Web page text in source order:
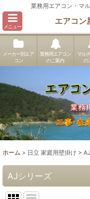
業務用エアコン・マ
メニュー
エアコン
メーカー別エア
コン
業務用エアコン
のご案内
マル
の
ホーム > 日立 家庭用壁掛け >
AJシリーズ